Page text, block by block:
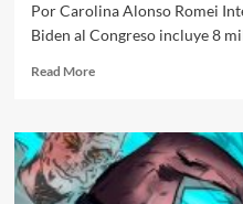
Por Carolina Alonso Romei
Biden al Congreso incluye 8
Read MoreRead
Internacionales///
Alonso
Romei///El
presidente